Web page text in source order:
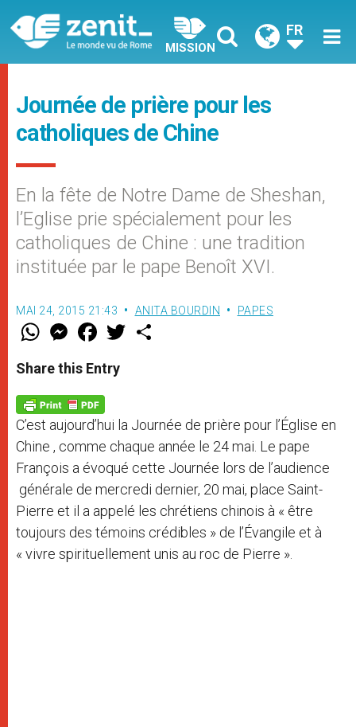
MISSION
FR
Journée de prière pour les
catholiques de Chine
En la fête de Notre Dame de Sheshan,
l’Eglise prie spécialement pour les
catholiques de Chine : une tradition
instituée par le pape Benoît XVI.
MAI 24, 2015 21:43 ANITA BOURDIN PAPES
W
t
s
p
p
M
e
s
e
g
e
r
F
a
e
b
o
k
w
Share this Entry
C’est aujourd’hui la Journée de prière pour l’Église en
Chine , comme chaque année le 24 mai. Le pape
François a évoqué cette Journée lors de l’audience
générale de mercredi dernier, 20 mai, place Saint-
Pierre et il a appelé les chrétiens chinois à « être
toujours des témoins crédibles » de l’Évangile et à
« vivre spirituellement unis au roc de Pierre ».